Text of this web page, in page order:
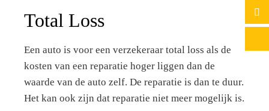
Total Loss
Een auto is voor een verzekeraar total loss als de
kosten van een reparatie hoger liggen dan de
waarde van de auto zelf. De reparatie is dan te duur.
Het kan ook zijn dat reparatie niet meer mogelijk is.